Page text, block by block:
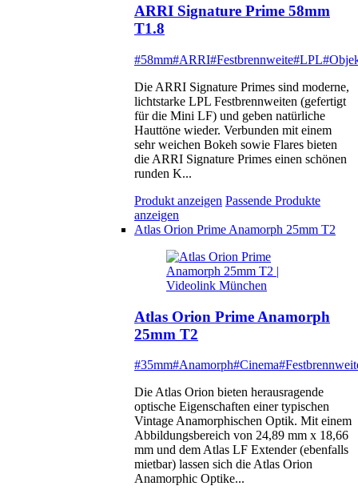
ARRI Signature Prime 58mm
T1.8
#58mm#ARRI#Festbrennweite#LPL
Die ARRI Signature Primes sind moderne,
lichtstarke LPL Festbrennweiten (gefertigt
für die Mini LF) und geben natürliche
Hauttöne wieder. Verbunden mit einem
sehr weichen Bokeh sowie Flares bieten
die ARRI Signature Primes einen schönen
runden K...
Produkt anzeigen Passende Produkte
anzeigen
Atlas Orion Prime Anamorph 25mm T2
Atlas Orion Prime Anamorph
25mm T2
#35mm#Anamorph#Cinema
Die Atlas Orion bieten herausragende
optische Eigenschaften einer typischen
Vintage Anamorphischen Optik. Mit einem
Abbildungsbereich von 24,89 mm x 18,66
mm und dem Atlas LF Extender (ebenfalls
mietbar) lassen sich die Atlas Orion
Anamorphic Optike...